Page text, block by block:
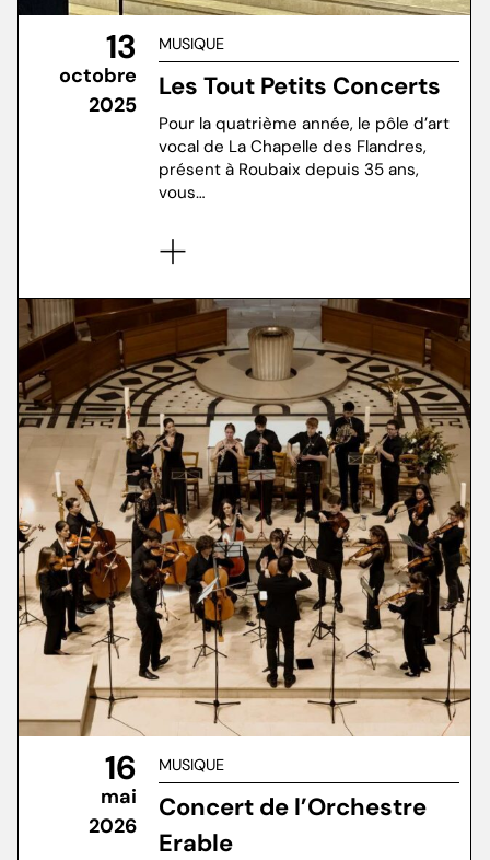
13
octobre
2025
MUSIQUE
Les Tout Petits Concerts
Pour la quatrième année, le pôle d’art
vocal de La Chapelle des Flandres,
présent à Roubaix depuis 35 ans,
vous…
16
mai
2026
MUSIQUE
Concert de l’Orchestre
Erable